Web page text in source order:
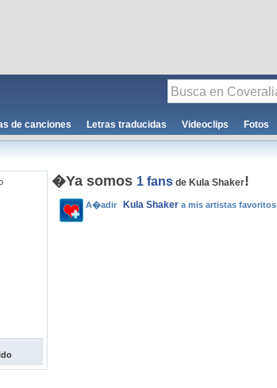
de canciones Letras traducidas Videoclips Fotos
�Ya somos 1 fans de Kula Shaker!
A�adir Kula Shaker a mis artistas favoritos